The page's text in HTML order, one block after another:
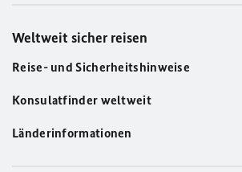
Weltweit sicher reisen
Reise- und Sicherheitshinweise
Konsulatfinder weltweit
Länderinformationen